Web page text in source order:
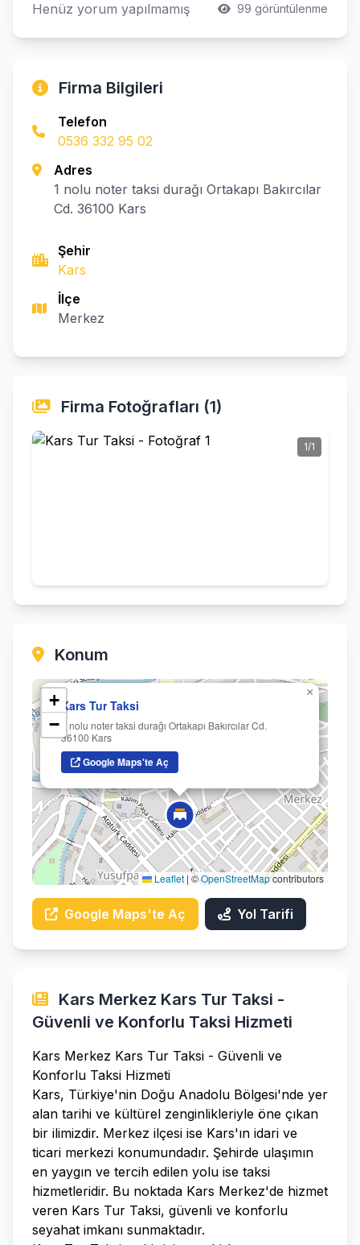
Henüz yorum yapılmamış 99 görüntülenme
Firma Bilgileri
Telefon
0536 332 95 02
Adres
1 nolu noter taksi durağı Ortakapı Bakırcılar
Cd. 36100 Kars
Şehir
Kars
İlçe
Merkez
Firma Fotoğrafları (1)
1/1
Konum
Kars Tur Taksi
1 nolu noter taksi durağı Ortakapı Bakırcılar Cd.
36100 Kars
Google Maps'te Aç
×
+
−
Leaflet | ©OpenStreetMapcontributors
Google Maps'te Aç Yol Tarifi
Kars Merkez Kars Tur Taksi -
Güvenli ve Konforlu Taksi Hizmeti
Kars Merkez Kars Tur Taksi - Güvenli ve
Konforlu Taksi Hizmeti
Kars, Türkiye'nin Doğu Anadolu Bölgesi'nde yer
alan tarihi ve kültürel zenginlikleriyle öne çıkan
bir ilimizdir. Merkez ilçesi ise Kars'ın idari ve
ticari merkezi konumundadır. Şehirde ulaşımın
en yaygın ve tercih edilen yolu ise taksi
hizmetleridir. Bu noktada Kars Merkez'de hizmet
veren Kars Tur Taksi, güvenli ve konforlu
seyahat imkanı sunmaktadır.